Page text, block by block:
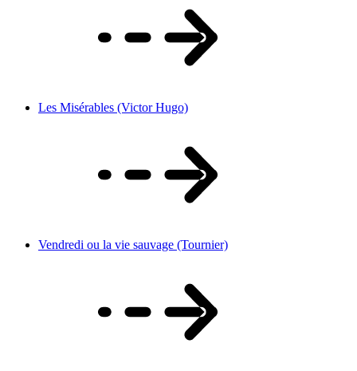
Les Misérables (Victor Hugo)
Vendredi ou la vie sauvage (Tournier)